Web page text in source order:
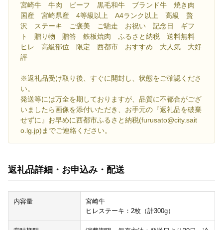
宮崎牛 牛肉 ビーフ 黒毛和牛 ブランド牛 焼き肉
国産 宮崎県産 4等級以上 A4ランク以上 高級 贅
沢 ステーキ ご褒美 ご馳走 お祝い 記念日 ギフ
ト 贈り物 贈答 鉄板焼肉 ふるさと納税 送料無料
ヒレ 高級部位 限定 西都市 おすすめ 大人気 大好
評
※返礼品受け取り後、すぐに開封し、状態をご確認くださ
い。
発送等には万全を期しておりますが、品質に不都合がござ
いましたら画像を添付いただき、お手元の『返礼品を破棄
せずに』お早めに西都市ふるさと納税(furusato@city.sait
o.lg.jp)までご連絡ください。
返礼品詳細・お申込み・配送
内容量
宮崎牛
ヒレステーキ：2枚（計300g）